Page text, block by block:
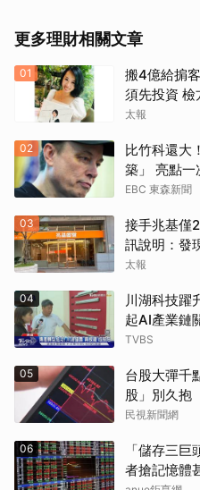
更多理財相關文章
01
搬4億給掮
須先投資 檢
太報
02
比竹科還大
築」 亮點一
EBC 東森新聞
03
接手兆基
訊說明：發
太報
04
川湖科技
起AI產業鏈
TVBS
05
台股大彈千
股」別久抱
民視新聞網
06
「儲存三
者搶記憶體